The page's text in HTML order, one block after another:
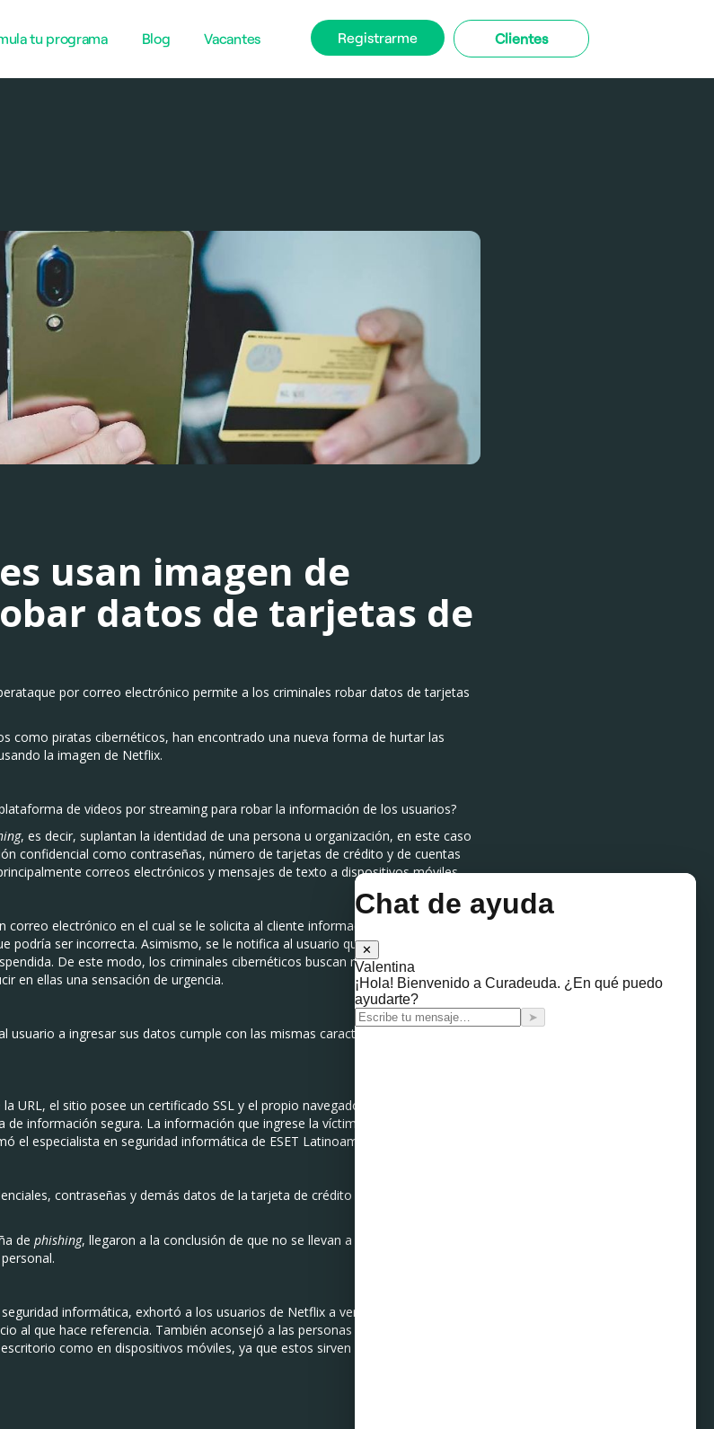
tu programa Blog Vacantes Registrarme Clientes
usan imagen de
datos de tarjetas de
por correo electrónico permite a los criminales robar datos de tarjetas
como piratas cibernéticos, han encontrado una nueva forma de hurtar las
la imagen de Netflix.
de videos por streaming para robar la información de los usuarios?
, es decir, suplantan la identidad de una persona u organización, en este caso
confidencial como contraseñas, número de tarjetas de crédito y de cuentas
correos electrónicos y mensajes de texto a dispositivos móviles.
electrónico en el cual se le solicita al cliente información de su cuenta, o
podría ser incorrecta. Asimismo, se le notifica al usuario que de no responder
De este modo, los criminales cibernéticos buscan manipular
en ellas una sensación de urgencia.
usuario a ingresar sus datos cumple con las mismas características y es
URL, el sitio posee un certificado SSL y el propio navegador le informa al
información segura. La información que ingrese la víctima viajará cifrada,
el especialista en seguridad informática de ESET Latinoamérica, Luis Lubeck.
contraseñas y demás datos de la tarjeta de crédito asociada a la
de phishing, llegaron a la conclusión de que no se llevan a cabo más acciones
informática, exhortó a los usuarios de Netflix a verificar que la
al que hace referencia. También aconsejó a las personas a contar con
como en dispositivos móviles, ya que estos sirven como barreras